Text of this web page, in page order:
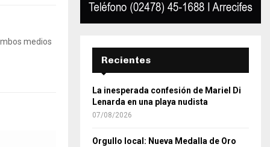
medios
Recientes
La inesperada confesión de Mariel Di
Lenarda en una playa nudista
07/08/2026
Orgullo local: Nueva Medalla de Oro